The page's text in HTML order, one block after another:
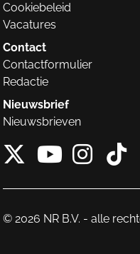
Cookiebeleid
Vacatures
Contact
Contactformulier
Redactie
Nieuwsbrief
Nieuwsbrieven
X van
© 2026 NR B.V. - alle